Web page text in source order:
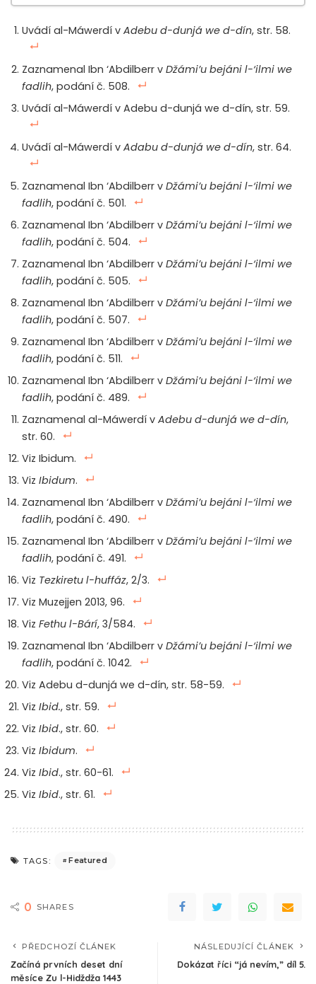
Dokázat říci “já nevím,” díl 1.
Dokázat říci “já nevím,” díl 2.
Dokázat říci “já nevím,” díl 4.
Dokázat říci “já nevím,” díl 5.
Uvádí al-Máwerdí v Adebu d-dunjá we d-dín, str. 58.
Zaznamenal Ibn ‘Abdilberr v Džámi’u bejáni l-‘ilmi we
fadlih, podání č. 508.
Uvádí al-Máwerdí v Adebu d-dunjá we d-dín, str. 59.
Uvádí al-Máwerdí v Adabu d-dunjá we d-dín, str. 64.
Zaznamenal Ibn ‘Abdilberr v Džámi’u bejáni l-‘ilmi we
fadlih, podání č. 501.
Zaznamenal Ibn ‘Abdilberr v Džámi’u bejáni l-‘ilmi we
fadlih, podání č. 504.
Zaznamenal Ibn ‘Abdilberr v Džámi’u bejáni l-‘ilmi we
fadlih, podání č. 505.
Zaznamenal Ibn ‘Abdilberr v Džámi’u bejáni l-‘ilmi we
fadlih, podání č. 507.
Zaznamenal Ibn ‘Abdilberr v Džámi’u bejáni l-‘ilmi we
fadlih, podání č. 511.
Zaznamenal Ibn ‘Abdilberr v Džámi’u bejáni l-‘ilmi we
fadlih, podání č. 489.
Zaznamenal al-Máwerdí v Adebu d-dunjá we d-dín,
str. 60.
Viz Ibidum.
Viz Ibidum.
Zaznamenal Ibn ‘Abdilberr v Džámi’u bejáni l-‘ilmi we
fadlih, podání č. 490.
Zaznamenal Ibn ‘Abdilberr v Džámi’u bejáni l-‘ilmi we
fadlih, podání č. 491.
Viz Tezkiretu l-huffáz, 2/3.
Viz Muzejjen 2013, 96.
Viz Fethu l-Bárí, 3/584.
Zaznamenal Ibn ‘Abdilberr v Džámi’u bejáni l-‘ilmi we
fadlih, podání č. 1042.
Viz Adebu d-dunjá we d-dín, str. 58-59.
Viz Ibid., str. 59.
Viz Ibid., str. 60.
Viz Ibidum.
Viz Ibid., str. 60-61.
Viz Ibid., str. 61.
TAGS: Featured
0 SHARES
PŘEDCHOZÍ ČLÁNEK
Začíná prvních deset dní
měsíce Zu l-Hidždža 1443
NÁSLEDUJÍCÍ ČLÁNEK
Dokázat říci “já nevím,” díl 5.